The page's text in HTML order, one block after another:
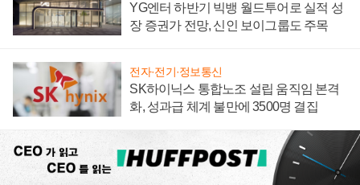
YG엔터 하반기 빅뱅 월드투어로 실적 성
장 증권가 전망, 신인 보이그룹도 주목
전자·전기·정보통신
SK하이닉스 통합노조 설립 움직임 본격
화, 성과급 체계 불만에 3500명 결집